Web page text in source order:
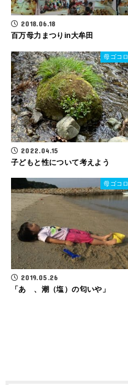
2018.06.18
百万母力まつりin大牟田
母ゴコロ
2022.04.15
子どもと性について考えよう
母ゴコロ
2019.05.26
「あゝ、潮（塩）の匂いや」